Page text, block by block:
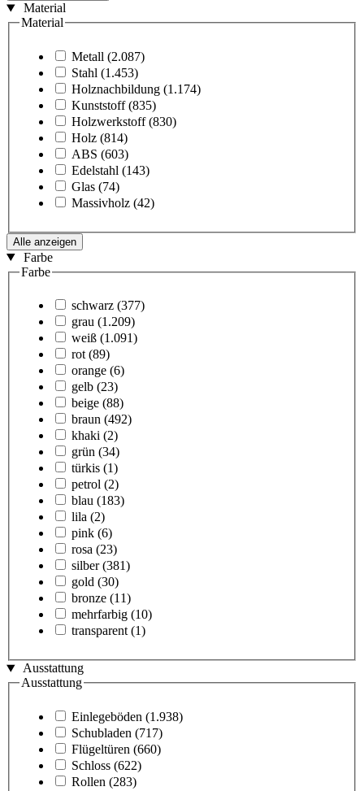
Material
Material
Metall (2.087)
Stahl (1.453)
Holznachbildung (1.174)
Kunststoff (835)
Holzwerkstoff (830)
Holz (814)
ABS (603)
Edelstahl (143)
Glas (74)
Massivholz (42)
Alle anzeigen
Farbe
Farbe
schwarz (377)
grau (1.209)
weiß (1.091)
rot (89)
orange (6)
gelb (23)
beige (88)
braun (492)
khaki (2)
grün (34)
türkis (1)
petrol (2)
blau (183)
lila (2)
pink (6)
rosa (23)
silber (381)
gold (30)
bronze (11)
mehrfarbig (10)
transparent (1)
Ausstattung
Ausstattung
Einlegeböden (1.938)
Schubladen (717)
Flügeltüren (660)
Schloss (622)
Rollen (283)